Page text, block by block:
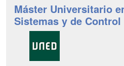
Máster Universitario
Sistemas y de Control